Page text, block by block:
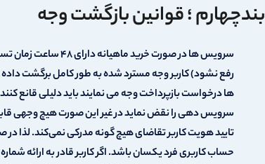
بندچهارم ؛ قوانین بازگشت وجه
سرویس ها در صورت
سرویس دهی را نقض نماید در غیر این صورت هیچ وجهی قابل
تایید هویت کاربر تقاضای هیچ گونه مدرکی نمی‌کند. لذا
حساب کاربری فرد یکسان باشد. اگر کاربر قادر به ارائه